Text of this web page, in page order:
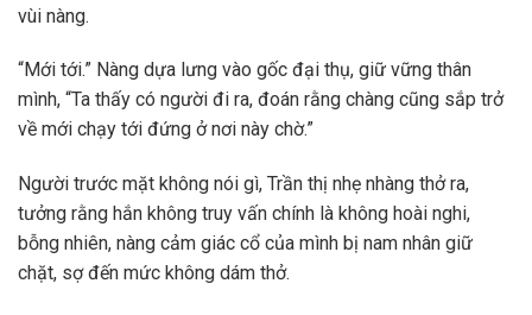
vùi nàng.
“Mới tới.” Nàng dựa lưng vào gốc đại thụ, giữ vững thân
mình, “Ta thấy có người đi ra, đoán rằng chàng cũng sắp trở
về mới chạy tới đứng ở nơi này chờ.”
Người trước mặt không nói gì, Trần thị nhẹ nhàng thở ra,
tưởng rằng hắn không truy vấn chính là không hoài nghi,
bỗng nhiên, nàng cảm giác cổ của mình bị nam nhân giữ
chặt, sợ đến mức không dám thở.